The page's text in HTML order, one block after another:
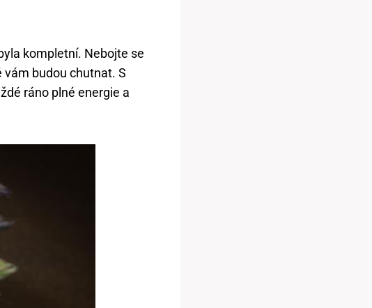
kompletní. Nebojte se
budou chutnat. S
ráno plné energie a